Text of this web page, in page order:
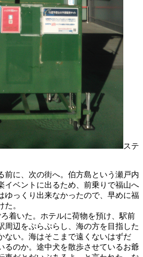
ステ
に、次の街へ。伯方島という瀬戸内
イベントに出るため、前乗りで福山へ
ゆっくり出来なかったので、早めに福
。
着いた。ホテルに荷物を預け、駅前
周辺をぷらぷらし、海の方を目指した
ない。海はそこまで遠くないはずだ
るのか。途中犬を散歩させているお爺